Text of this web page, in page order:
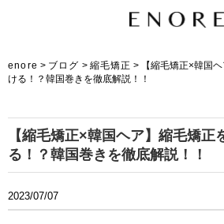
enore > ブログ > 縮毛矯正 >
【縮毛矯正×韓国
ける！？韓国巻きを徹底解説！！
【縮毛矯正×韓国ヘア】縮毛矯正
る！？韓国巻きを徹底解説！！
2023/07/07